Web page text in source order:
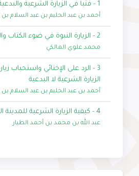
1 - فتيا في الزيارة الشرعية والبدعية
أحمد بن عبد الحليم بن عبد السلام بن
2 - الزيارة النبوة في ضوء الكتاب والسنة
محمد علوي المالكي
3 - الرد على الإخنائي واستحباب
الزيارة الشرعية لا البدعية
أحمد بن عبد الحليم بن عبد السلام بن
4 - كيفية الزيارة الشرعية للمدينة النبوية
عبد الله بن محمد بن أحمد الطيار